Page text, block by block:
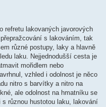
refretu lakovaných javorových
s lakováním, tak
různé postupy, laky a hlavně
laku. Nejjednodušší cesta je
mořidlem nebo
vzhled i odolnost je něco
nitro s barvítky a nitro na
ale odolnost na hmatníku se
různou hustotou laku, lakování